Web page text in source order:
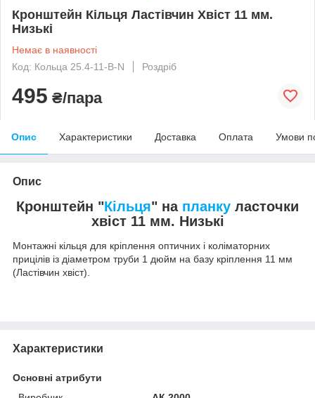
Кронштейн Кільця Ластівчин Хвіст 11 мм.
Низькі
Немає в наявності
Код: Кольца 25.4-11-B-N
Роздріб
495 ₴/пара
Опис Характеристики Доставка Оплата Умови
Опис
Кронштейн "Кільця" на планку ласточки
хвіст 11 мм. Низькі
Монтажні кільця для кріплення оптичних і коліматорних
прицілів із діаметром труби 1 дюйм на базу кріплення 11 мм
(Ластівчин хвіст).
Характеристики
Основні атрибути